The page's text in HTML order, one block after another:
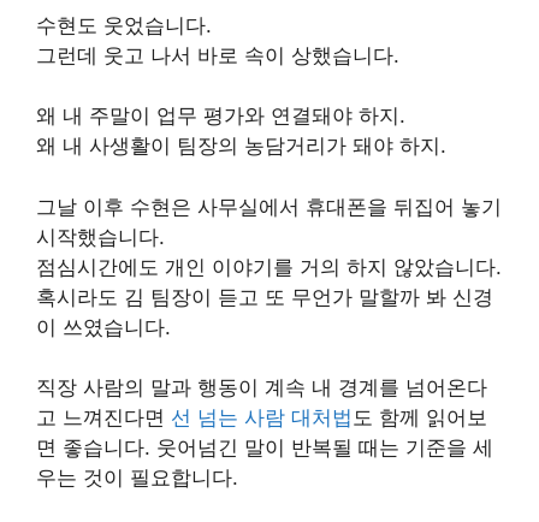
수현도 웃었습니다.
그런데 웃고 나서 바로 속이 상했습니다.
왜 내 주말이 업무 평가와 연결돼야 하지.
왜 내 사생활이 팀장의 농담거리가 돼야 하지.
그날 이후 수현은 사무실에서 휴대폰을 뒤집어 놓기
시작했습니다.
점심시간에도 개인 이야기를 거의 하지 않았습니다.
혹시라도 김 팀장이 듣고 또 무언가 말할까 봐 신경
이 쓰였습니다.
직장 사람의 말과 행동이 계속 내 경계를 넘어온다
고 느껴진다면 선 넘는 사람 대처법도 함께 읽어보
면 좋습니다. 웃어넘긴 말이 반복될 때는 기준을 세
우는 것이 필요합니다.